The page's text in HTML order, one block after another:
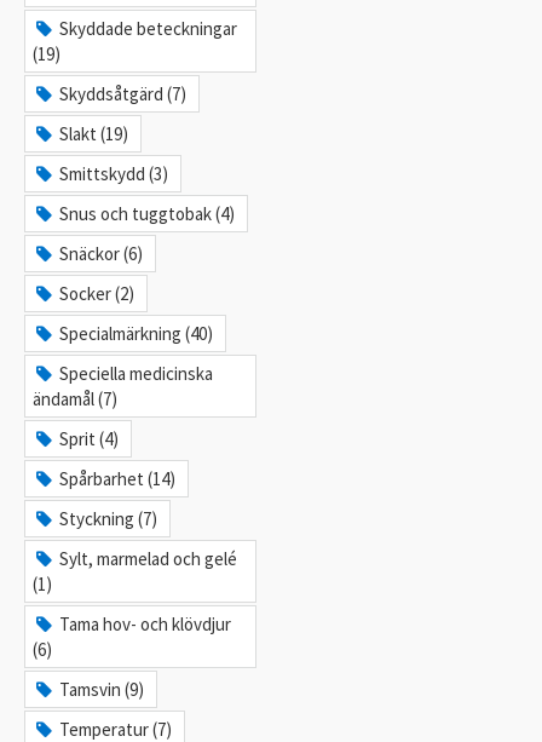
Skyddade beteckningar
(19)
Skyddsåtgärd (7)
Slakt (19)
Smittskydd (3)
Snus och tuggtobak (4)
Snäckor (6)
Socker (2)
Specialmärkning (40)
Speciella medicinska
ändamål (7)
Sprit (4)
Spårbarhet (14)
Styckning (7)
Sylt, marmelad och gelé
(1)
Tama hov- och klövdjur
(6)
Tamsvin (9)
Temperatur (7)